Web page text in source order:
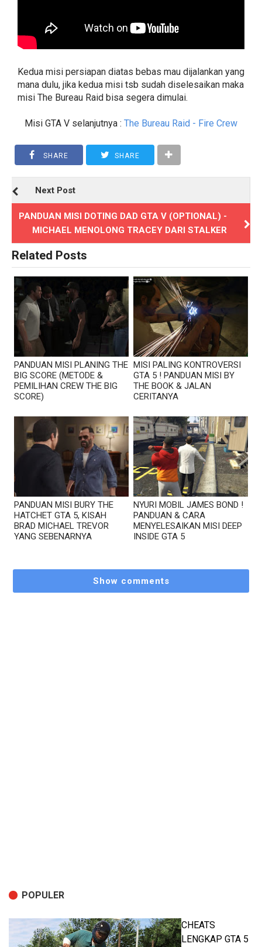
Kedua misi persiapan diatas bebas mau dijalankan yang
mana dulu, jika kedua misi tsb sudah diselesaikan maka
misi The Bureau Raid bisa segera dimulai.
Misi GTA V selanjutnya : The Bureau Raid - Fire Crew
SHARE SHARE
Next Post
PANDUAN MISI DOTING DAD GTA V (OPTIONAL) -
MICHAEL MENOLONG TRACEY DARI STALKER
Related Posts
PANDUAN MISI PLANING THE
BIG SCORE (METODE &
PEMILIHAN CREW THE BIG
SCORE)
MISI PALING KONTROVERSI
GTA 5 ! PANDUAN MISI BY
THE BOOK & JALAN
CERITANYA
PANDUAN MISI BURY THE
HATCHET GTA 5, KISAH
BRAD MICHAEL TREVOR
YANG SEBENARNYA
NYURI MOBIL JAMES BOND !
PANDUAN & CARA
MENYELESAIKAN MISI DEEP
INSIDE GTA 5
Show comments
POPULER
CHEATS
LENGKAP GTA 5